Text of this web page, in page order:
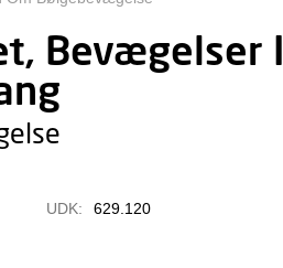
Bevægelser I
UDK: 629.120